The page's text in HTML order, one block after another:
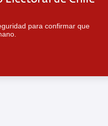
para confirmar que